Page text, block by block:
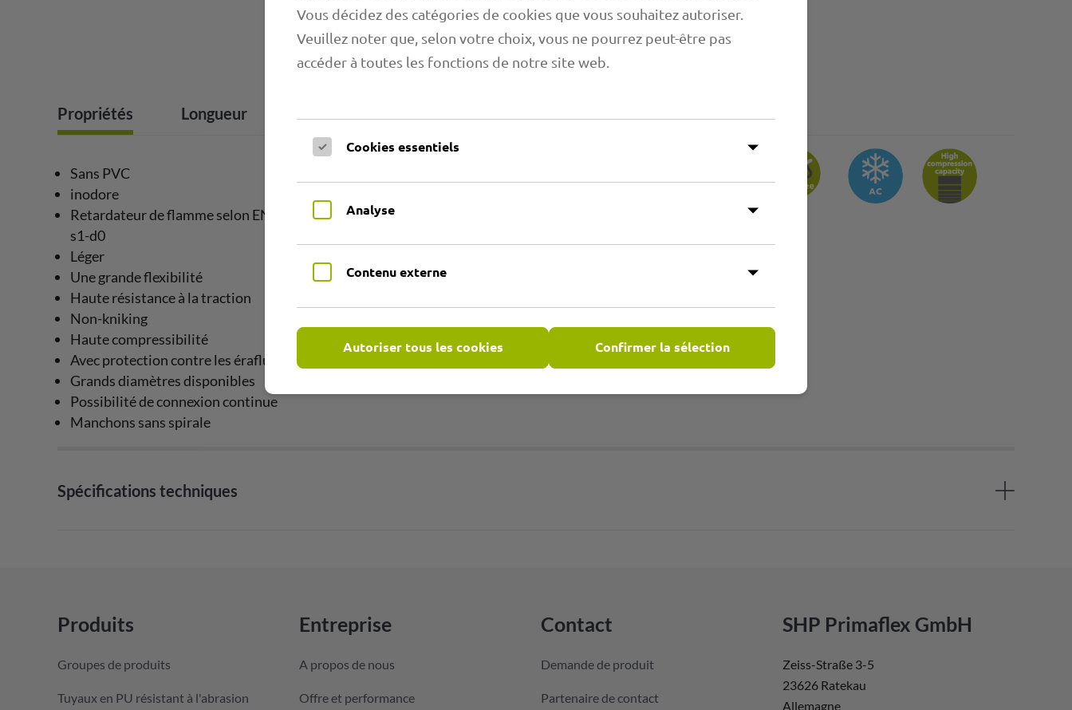
Propriétés Longueur
Sans PVC
inodore
Retardateur de flamme selon EN13501 B-
s1-d0
Léger
Une grande flexibilité
Haute résistance à la traction
Non-kniking
Haute compressibilité
Avec protection contre les éraflures
Grands diamètres disponibles
Possibilité de connexion continue
Manchons sans spirale
Spécifications techniques
Produits
Groupes de produits
Tuyaux en PU résistant à l'abrasion
Entreprise
A propos de nous
Offre et performance
Contact
Demande de produit
Partenaire de contact
SHP Primaflex GmbH
Zeiss-Straße 3-5
23626 Ratekau
Allemagne
Vous décidez des catégories de cookies que vous souhaitez autoriser.
Veuillez noter que, selon votre choix, vous ne pourrez peut-être pas
accéder à toutes les fonctions de notre site web.
Cookies essentiels
Analyse
Contenu externe
Autoriser tous les cookies Confirmer la sélection